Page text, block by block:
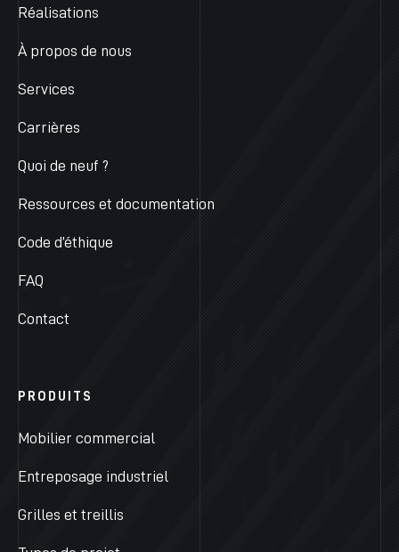
Réalisations
À propos de nous
Services
Carrières
Quoi de neuf ?
Ressources et documentation
Code d’éthique
FAQ
Contact
PRODUITS
Mobilier commercial
Entreposage industriel
Grilles et treillis